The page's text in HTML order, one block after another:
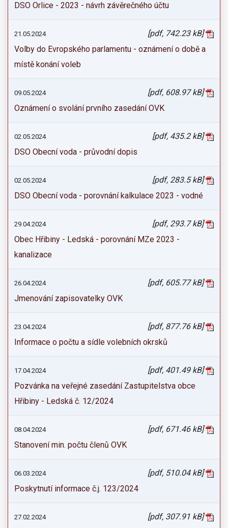
DSO Orlice - 2023 - návrh závěrečného účtu
21.05.2024
[pdf, 742.23 kB]
Volby do Evropského parlamentu - oznámení o době a
místě konání voleb
09.05.2024
[pdf, 608.97 kB]
Oznámení o svolání prvního zasedání OVK
02.05.2024
[pdf, 435.2 kB]
DSO Obecní voda - průvodní dopis
02.05.2024
[pdf, 283.5 kB]
DSO Obecní voda - porovnání kalkulace 2023 - vodné
29.04.2024
[pdf, 293.7 kB]
Obec Hřibiny - Ledská - porovnání MZe 2023 -
kanalizace
26.04.2024
[pdf, 605.77 kB]
Jmenování zapisovatelky OVK
23.04.2024
[pdf, 877.76 kB]
Informace o počtu a sídle volebních okrsků
17.04.2024
[pdf, 401.49 kB]
Pozvánka na veřejné zasedání Zastupitelstva obce
Hřibiny - Ledská č. 12/2024
08.04.2024
[pdf, 671.46 kB]
Stanovení min. počtu členů OVK
06.03.2024
[pdf, 510.04 kB]
Poskytnutí informace č.j. 123/2024
27.02.2024
[pdf, 307.91 kB]